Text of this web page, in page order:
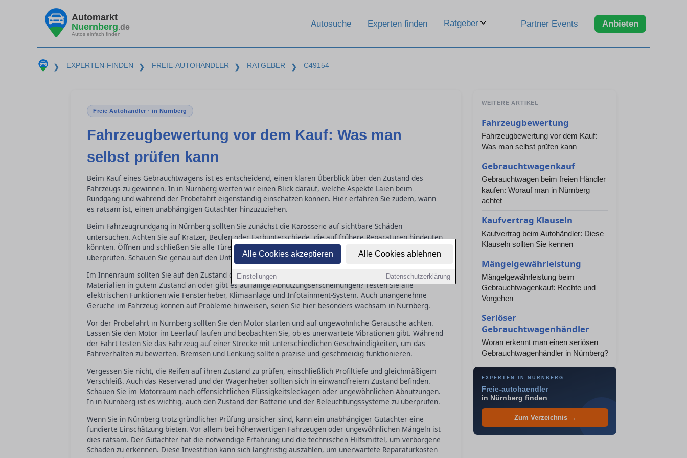
Alle Cookies akzeptieren Alle Cookies ablehnen
Einstellungen Datenschutzerklärung
Automarkt
Nuernberg.de
Autos einfach finden
Autosuche Experten finden Ratgeber Partner Events Anbieten
❯ EXPERTEN-FINDEN ❯ FREIE-AUTOHÄNDLER ❯ RATGEBER ❯ C49154
Freie Autohändler · in Nürnberg
Fahrzeugbewertung vor dem Kauf: Was man
selbst prüfen kann
Beim Kauf eines Gebrauchtwagens ist es entscheidend, einen klaren Überblick über den Zustand des
Fahrzeugs zu gewinnen. In in Nürnberg werfen wir einen Blick darauf, welche Aspekte Laien beim
Rundgang und während der Probefahrt eigenständig einschätzen können. Hier erfahren Sie zudem, wann
es ratsam ist, einen unabhängigen Gutachter hinzuzuziehen.
Beim Fahrzeugrundgang in Nürnberg sollten Sie zunächst die Karosserie auf sichtbare Schäden
untersuchen. Achten Sie auf Kratzer, Beulen oder Farbunterschiede, die auf frühere Reparaturen hindeuten
könnten. Öffnen und schließen Sie alle Türen, die Motorhaube und den Kofferraum, um die Mechanik zu
überprüfen. Schauen Sie genau auf den Unterboden, Rost ist hier oft ein Warnzeichen.
Im Innenraum sollten Sie auf den Zustand der Sitze und des Armaturenbretts achten. Fühlen sich die
Materialien in gutem Zustand an oder gibt es auffällige Abnutzungserscheinungen? Testen Sie alle
elektrischen Funktionen wie Fensterheber, Klimaanlage und Infotainment-System. Auch unangenehme
Gerüche im Fahrzeug können auf Probleme hinweisen, seien Sie hier besonders wachsam in Nürnberg.
Vor der Probefahrt in Nürnberg sollten Sie den Motor starten und auf ungewöhnliche Geräusche achten.
Lassen Sie den Motor im Leerlauf laufen und beobachten Sie, ob es unerwartete Vibrationen gibt. Während
der Fahrt testen Sie das Fahrzeug auf einer Strecke mit unterschiedlichen Geschwindigkeiten, um das
Fahrverhalten zu bewerten. Bremsen und Lenkung sollten präzise und geschmeidig funktionieren.
Vergessen Sie nicht, die Reifen auf ihren Zustand zu prüfen, einschließlich Profiltiefe und gleichmäßigem
Verschleiß. Auch das Reserverad und der Wagenheber sollten sich in einwandfreiem Zustand befinden.
Schauen Sie im Motorraum nach offensichtlichen Flüssigkeitsleckagen oder ungewöhnlichen Abnutzungen.
In in Nürnberg ist es wichtig, auch den Zustand der Batterie und der Beleuchtungssysteme zu überprüfen.
Wenn Sie in Nürnberg trotz gründlicher Prüfung unsicher sind, kann ein unabhängiger Gutachter eine
fundierte Einschätzung bieten. Vor allem bei höherwertigen Fahrzeugen oder ungewöhnlichen Mängeln ist
dies ratsam. Der Gutachter hat die notwendige Erfahrung und die technischen Hilfsmittel, um verborgene
Schäden zu erkennen. Diese Investition kann sich langfristig auszahlen, um unerwartete Reparaturkosten
WEITERE ARTIKEL
Fahrzeugbewertung
Fahrzeugbewertung vor dem Kauf:
Was man selbst prüfen kann
Gebrauchtwagenkauf
Gebrauchtwagen beim freien Händler
kaufen: Worauf man in Nürnberg
achtet
Kaufvertrag Klauseln
Kaufvertrag beim Autohändler: Diese
Klauseln sollten Sie kennen
Mängelgewährleistung
Mängelgewährleistung beim
Gebrauchtwagenkauf: Rechte und
Vorgehen
Seriöser
Gebrauchtwagenhändler
Woran erkennt man einen seriösen
Gebrauchtwagenhändler in Nürnberg?
EXPERTEN IN NÜRNBERG
Freie-autohaendler
in Nürnberg finden
Zum Verzeichnis →